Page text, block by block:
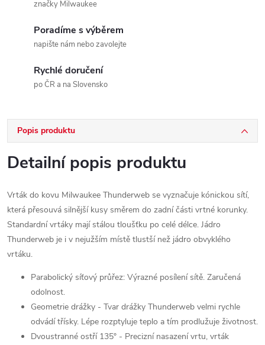
značky Milwaukee
Poradíme s výběrem
napište nám nebo zavolejte
Rychlé doručení
po ČR a na Slovensko
Popis produktu
Detailní popis produktu
Vrták do kovu Milwaukee Thunderweb se vyznačuje kónickou sítí,
která přesouvá silnější kusy směrem do zadní části vrtné korunky.
Standardní vrtáky mají stálou tloušťku po celé délce. Jádro
Thunderweb je i v nejužším místě tlustší než jádro obvyklého
vrtáku.
Parabolický síťový průřez: Výrazné posílení sítě. Zaručená
odolnost.
Geometrie drážky - Tvar drážky Thunderweb velmi rychle
odvádí třísky. Lépe rozptyluje teplo a tím prodlužuje životnost.
Dvoustranné ostří 135° - Precizní nasazení vrtu, vrták